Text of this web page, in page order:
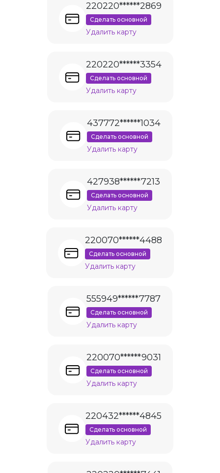
220220******2869
Сделать основной
Удалить карту
220220******3354
Сделать основной
Удалить карту
437772******1034
Сделать основной
Удалить карту
427938******7213
Сделать основной
Удалить карту
220070******4488
Сделать основной
Удалить карту
555949******7787
Сделать основной
Удалить карту
220070******9031
Сделать основной
Удалить карту
220432******4845
Сделать основной
Удалить карту